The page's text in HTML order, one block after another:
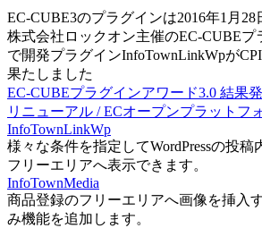
EC-CUBE3のプラグインは2016年1月
株式会社ロックオン主催のEC-CUBEプ
で開発プラグインInfoTownLinkWpが
果たしました
EC-CUBEプラグインアワード3.0 結果
リニューアル / ECオープンプラットフ
InfoTownLinkWp
様々な条件を指定してWordPressの投
フリーエリアへ表示できます。
InfoTownMedia
商品登録のフリーエリアへ画像を挿入
み機能を追加します。